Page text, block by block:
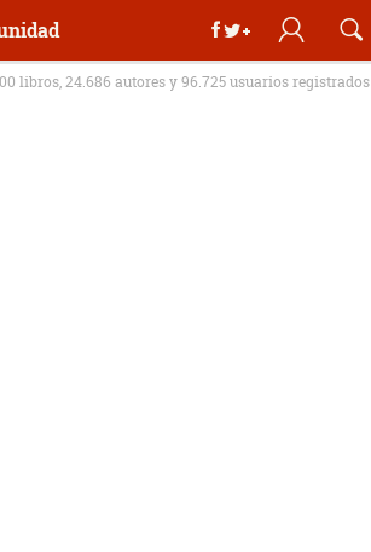
libros, 24.686 autores y 96.725 usuarios registrados